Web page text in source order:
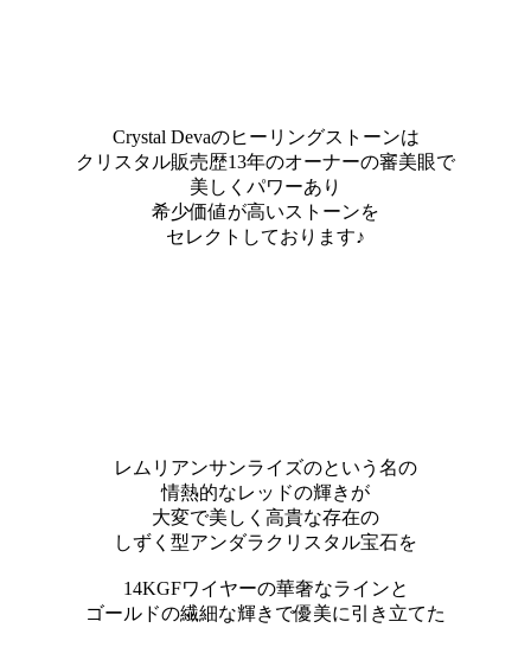
Crystal Devaのヒーリングストーンは
クリスタル販売歴13年のオーナーの審美眼で
美しくパワーあり
希少価値が高いストーンを
セレクトしております♪
レムリアンサンライズのという名の
情熱的なレッドの輝きが
大変で美しく高貴な存在の
しずく型アンダラクリスタル宝石を
14KGFワイヤーの華奢なラインと
ゴールドの繊細な輝きで優美に引き立てた